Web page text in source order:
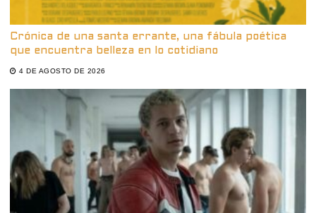
Crónica de una santa errante, una fábula poética
que encuentra belleza en lo cotidiano
4 DE AGOSTO DE 2026